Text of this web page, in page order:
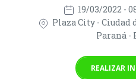
19/03/2022 -
Plaza City - Ciudad
Paraná -
REALIZAR